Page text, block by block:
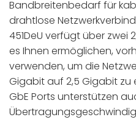
Bandbreitenbedarf für
drahtlose
451DeU verfügt über zwei
es Ihnen ermöglichen,
verwenden, um die
Gigabit auf 2,5 Gigabit zu
GbE Ports unterstützen